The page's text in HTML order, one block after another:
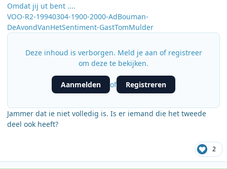
Omdat jij ut bent ....
VOO-R2-19940304-1900-2000-AdBouman-
DeAvondVanHetSentiment-GastTomMulder
Deze inhoud is verborgen. Meld je aan of registreer
om deze te bekijken.
Aanmelden of Registreren
Jammer dat ie niet volledig is. Is er iemand die het tweede
deel ook heeft?
2